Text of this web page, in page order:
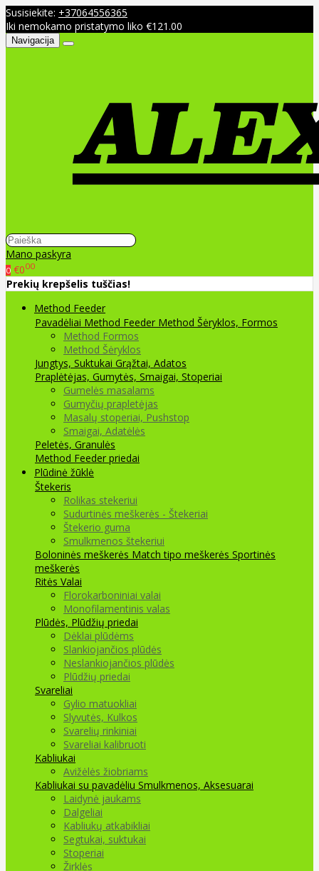
Susisiekite: +37064556365
Iki nemokamo pristatymo liko €121.00
Navigacija
Mano paskyra
0 €000
Prekių krepšelis tuščias!
Method Feeder
Pavadėliai Method Feeder Method Šėryklos, Formos
Method Formos
Method Šėryklos
Jungtys, Suktukai Grąžtai, Adatos
Praplėtėjas, Gumytės, Smaigai, Stoperiai
Gumelės masalams
Gumyčių prapletėjas
Masalų stoperiai, Pushstop
Smaigai, Adatėlės
Peletės, Granulės
Method Feeder priedai
Plūdinė žūklė
Štekeris
Rolikas stekeriui
Sudurtinės meškerės - Štekeriai
Štekerio guma
Smulkmenos štekeriui
Boloninės meškerės Match tipo meškerės Sportinės
meškerės
Ritės Valai
Florokarboniniai valai
Monofilamentinis valas
Plūdės, Plūdžių priedai
Dėklai plūdėms
Slankiojančios plūdės
Neslankiojančios plūdės
Plūdžių priedai
Svareliai
Gylio matuokliai
Slyvutės, Kulkos
Svarelių rinkiniai
Svareliai kalibruoti
Kabliukai
Avižėlės žiobriams
Kabliukai su pavadėliu Smulkmenos, Aksesuarai
Laidynė jaukams
Dalgeliai
Kabliukų atkabikliai
Segtukai, suktukai
Stoperiai
Žirklės